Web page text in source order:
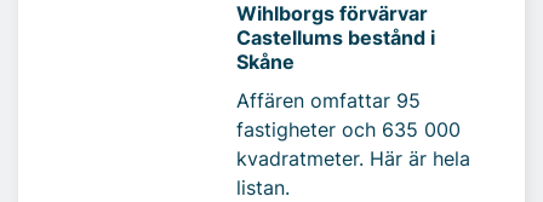
Wihlborgs förvärvar
Castellums bestånd i
Skåne
Affären omfattar 95
fastigheter och 635 000
kvadratmeter. Här är hela
listan.